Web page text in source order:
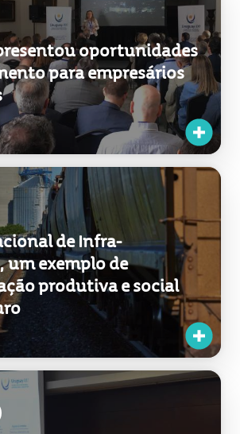
oportunidades
para empresários
de Infra-
exemplo de
produtiva e social